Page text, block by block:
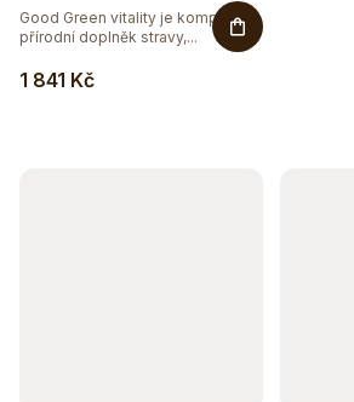
1 841 Kč
Good Green vitality je komplexní
přírodní doplněk stravy,...
Hydratujte chytře 💦